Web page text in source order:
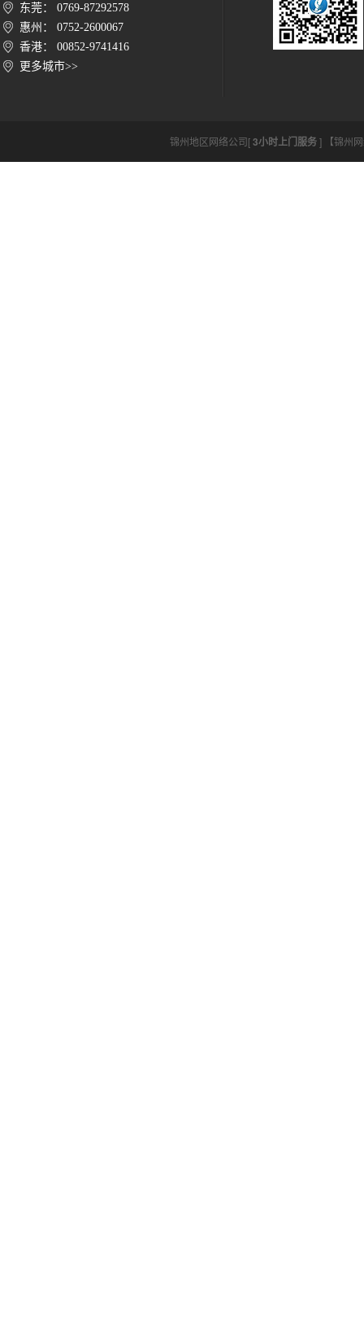
东莞： 0769-87292578
惠州： 0752-2600067
香港： 00852-9741416
更多城市>>
锦州地区网络公司[3小时上门服务] 【锦州